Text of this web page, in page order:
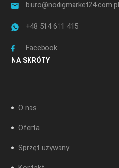
biuro@nodigmarket24.com.pl
+48 514 611 415
Facebook
NA SKRÓTY
O nas
Oferta
Sprzęt używany